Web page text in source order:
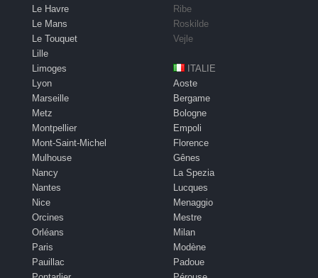
Le Havre
Le Mans
Le Touquet
Lille
Limoges
Lyon
Marseille
Metz
Montpellier
Mont-Saint-Michel
Mulhouse
Nancy
Nantes
Nice
Orcines
Orléans
Paris
Pauillac
Ribe
Roskilde
Vejle
ITALIE
Aoste
Bergame
Bologne
Empoli
Florence
Gênes
La Spezia
Lucques
Menaggio
Mestre
Milan
Modène
Padoue